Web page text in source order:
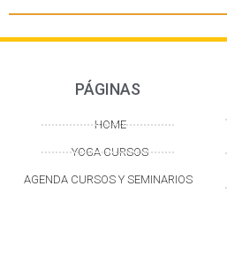
PÁGINAS
HOME
YOGA CURSOS
AGENDA CURSOS Y SEMINARIOS